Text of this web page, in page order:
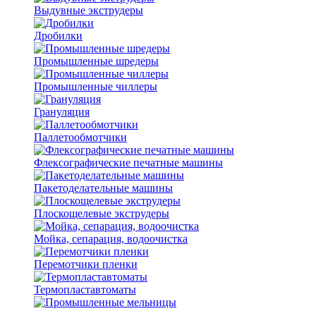
Выдувные экструдеры
Дробилки
Промышленные шредеры
Промышленные чиллеры
Грануляция
Паллетообмотчики
Флексографические печатные машины
Пакетоделательные машины
Плоскощелевые экструдеры
Мойка, сепарация, водоочистка
Перемотчики пленки
Термопластавтоматы